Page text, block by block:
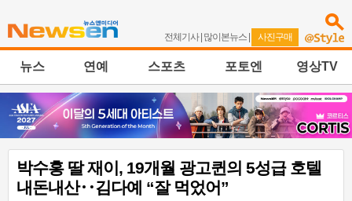
전체기사| 많이본뉴스 | 사진구매
뉴스 연예 스포츠 포토엔 영상TV
박수홍 딸 재이, 19개월 광고퀸의 5성급 호텔
내돈내산‥김다예 “잘 먹었어”